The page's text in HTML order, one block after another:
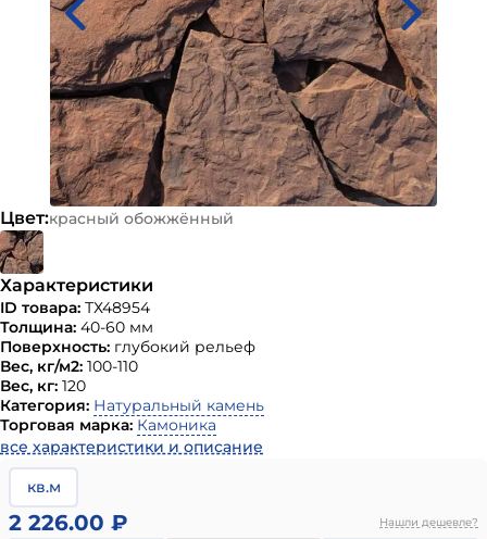
Цвет:красный обожжённый
Характеристики
ID товара: ТХ48954
Толщина: 40-60 мм
Поверхность: глубокий рельеф
Вес, кг/м2: 100-110
Вес, кг: 120
Категория: Натуральный камень
Торговая марка: Камоника
все характеристики и описание
кв.м
2 226.00 ₽ Нашли дешевле?